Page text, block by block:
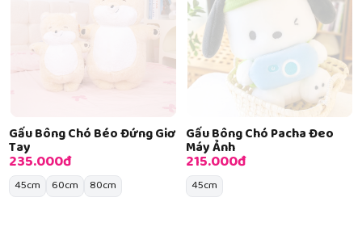
Gấu Bông Chó Béo Đứng Giơ
Tay
235.000đ
45cm 60cm 80cm
Gấu Bông Chó Pacha Đeo
Máy Ảnh
215.000đ
45cm